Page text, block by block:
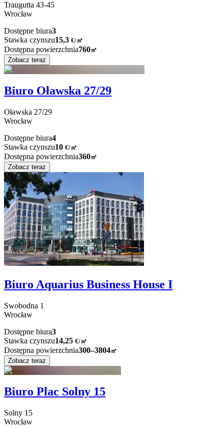
Traugutta 43-45
Wrocław
Dostępne biura3
Stawka czynszu15,3 €/㎡
Dostępna powierzchnia760㎡
Zobacz teraz
Biuro Oławska 27/29
Oławska 27/29
Wrocław
Dostępne biura4
Stawka czynszu10 €/㎡
Dostępna powierzchnia360㎡
Zobacz teraz
Biuro Aquarius Business House I
Swobodna 1
Wrocław
Dostępne biura3
Stawka czynszu14,25 €/㎡
Dostępna powierzchnia300–3804㎡
Zobacz teraz
Biuro Plac Solny 15
Solny 15
Wrocław